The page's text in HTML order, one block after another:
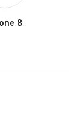
8